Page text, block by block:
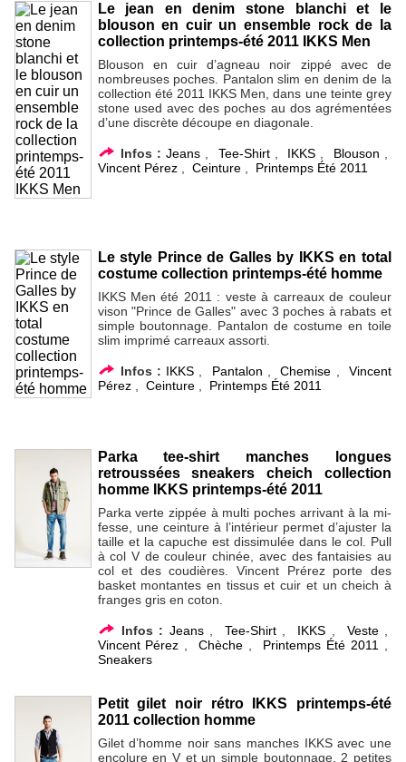
Le jean en denim stone blanchi et le
blouson en cuir un ensemble rock de la
collection printemps-été 2011 IKKS Men
Blouson en cuir d’agneau noir zippé avec de
nombreuses poches. Pantalon slim en denim de la
collection été 2011 IKKS Men, dans une teinte grey
stone used avec des poches au dos agrémentées
d’une discrète découpe en diagonale.
Infos : Jeans , Tee-Shirt, IKKS , Blouson ,
Vincent Pérez, Ceinture, Printemps Été 2011
Le style Prince de Galles by IKKS en total
costume collection printemps-été homme
IKKS Men été 2011 : veste à carreaux de couleur
vison "Prince de Galles" avec 3 poches à rabats et
simple boutonnage. Pantalon de costume en toile
slim imprimé carreaux assorti.
Infos : IKKS , Pantalon ,Chemise ,Vincent
Pérez, Ceinture, Printemps Été 2011
Parka tee-shirt manches longues
retroussées sneakers cheich collection
homme IKKS printemps-été 2011
Parka verte zippée à multi poches arrivant à la mi-
fesse, une ceinture à l’intérieur permet d’ajuster la
taille et la capuche est dissimulée dans le col. Pull
à col V de couleur chinée, avec des fantaisies au
col et des coudières. Vincent Prérez porte des
basket montantes en tissus et cuir et un cheich à
franges gris en coton.
Infos : Jeans,Tee-Shirt , IKKS , Veste,
Vincent Pérez ,Chèche , Printemps Été 2011 ,
Sneakers
Petit gilet noir rétro IKKS printemps-été
2011 collection homme
Gilet d’homme noir sans manches IKKS avec une
encolure en V et un simple boutonnage, 2 petites